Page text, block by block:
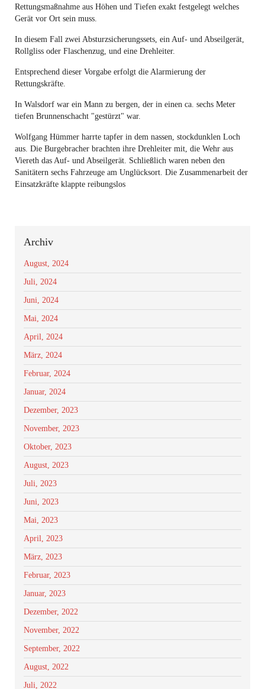
Rettungsmaßnahme aus Höhen und Tiefen exakt festgelegt welches
Gerät vor Ort sein muss.
In diesem Fall zwei Absturzsicherungssets, ein Auf- und Abseilgerät,
Rollgliss oder Flaschenzug, und eine Drehleiter.
Entsprechend dieser Vorgabe erfolgt die Alarmierung der
Rettungskräfte.
In Walsdorf war ein Mann zu bergen, der in einen ca. sechs Meter
tiefen Brunnenschacht "gestürzt" war.
Wolfgang Hümmer harrte tapfer in dem nassen, stockdunklen Loch
aus. Die Burgebracher brachten ihre Drehleiter mit, die Wehr aus
Viereth das Auf- und Abseilgerät. Schließlich waren neben den
Sanitätern sechs Fahrzeuge am Unglücksort. Die Zusammenarbeit der
Einsatzkräfte klappte reibungslos
Archiv
August, 2024
Juli, 2024
Juni, 2024
Mai, 2024
April, 2024
März, 2024
Februar, 2024
Januar, 2024
Dezember, 2023
November, 2023
Oktober, 2023
August, 2023
Juli, 2023
Juni, 2023
Mai, 2023
April, 2023
März, 2023
Februar, 2023
Januar, 2023
Dezember, 2022
November, 2022
September, 2022
August, 2022
Juli, 2022